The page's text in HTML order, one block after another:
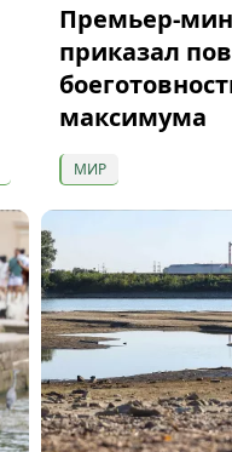
Премьер-
приказал
максимума
МИР